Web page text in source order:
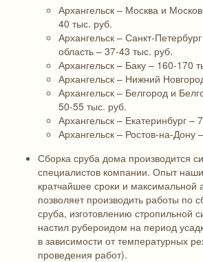
Архангельск – Москва и
40 тыс. руб.
Архангельск – Санкт-
область – 37-43 тыс. руб.
Архангельск – Баку – 160-170
Архангельск – Нижний
Архангельск – Белгород и
50-55 тыс. руб.
Архангельск – Екатеринбург –
Архангельск – Ростов-на-Дону
Сборка сруба дома производится
специалистов компании. Опыт
кратчайшее сроки и максимальной
позволяет производить работы по
сруба, изготовлению стропильной
настил рубероидом на период
в зависимости от температурных
проведения работ).